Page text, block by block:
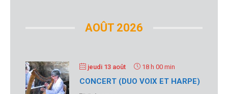
AOÛT 2026
jeudi 13 août 18 h 00 min
CONCERT (DUO VOIX ET HARPE)